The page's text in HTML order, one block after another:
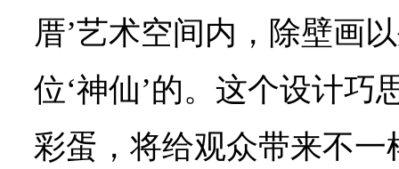
厝’艺术空间内，除壁画
位‘神仙’的。这个设计巧
彩蛋，将给观众带来不一